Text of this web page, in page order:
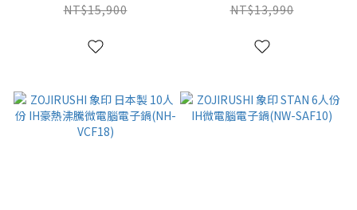
NT$15,900
NT$13,990